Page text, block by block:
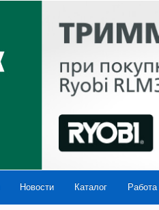
Новости Каталог Работа